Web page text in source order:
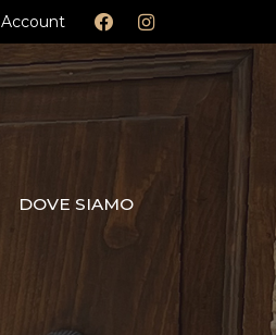
Account
DOVE SIAMO